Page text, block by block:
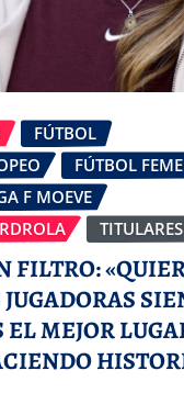
FÚTBOL
FÚTBOL
F MOEVE
FILTRO:
EL MEJOR